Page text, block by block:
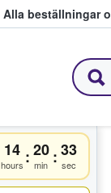
Alla beställningar
14
hours :20
min :33
sec